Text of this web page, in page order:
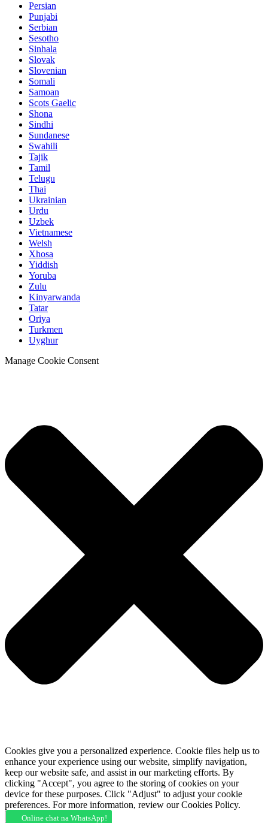
Online chat na WhatsApp!
Persian
Punjabi
Serbian
Sesotho
Sinhala
Slovak
Slovenian
Somali
Samoan
Scots Gaelic
Shona
Sindhi
Sundanese
Swahili
Tajik
Tamil
Telugu
Thai
Ukrainian
Urdu
Uzbek
Vietnamese
Welsh
Xhosa
Yiddish
Yoruba
Zulu
Kinyarwanda
Tatar
Oriya
Turkmen
Uyghur
Manage Cookie Consent
Cookies give you a personalized experience. Cookie files help us to
enhance your experience using our website, simplify navigation,
keep our website safe, and assist in our marketing efforts. By
clicking "Accept", you agree to the storing of cookies on your
device for these purposes. Click "Adjust" to adjust your cookie
preferences. For more information, review our Cookies Policy.
Accept Deny Adjust